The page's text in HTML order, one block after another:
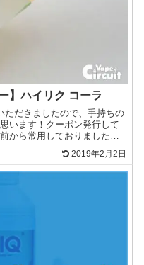
】ハイリク コーラ
ただきましたので、手持ちの
います！クーポン発行して
から常用しておりました。
2019年2月2日